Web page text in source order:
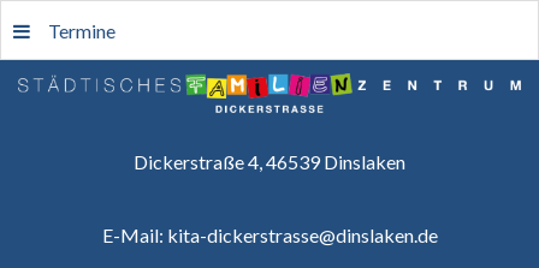
Dickerstraße 4, 46539 Dinslaken
E-Mail: kita-dickerstrasse@dinslaken.de
Termine